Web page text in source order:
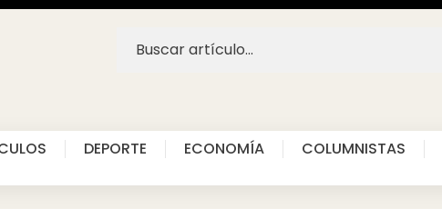
DEPORTE ECONOMÍA COLUMNISTAS